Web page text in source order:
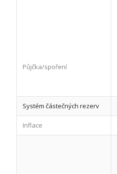
Půjčka/spoření
Systém částečných rezerv
Inflace